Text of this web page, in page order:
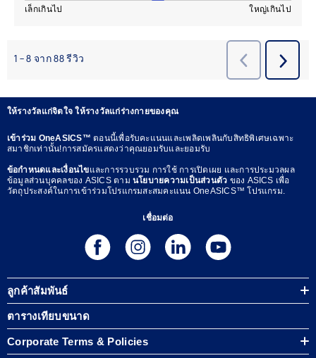
ให้รางวัลแก่จิตใจ ให้รางวัลแก่ร่างกายของคุณ
เข้าร่วม OneASICS™ตอนนี้เพื่อรับคะแนนและเพลิดเพลินกับสิทธิพิเศษเฉพาะ
สมาชิกเท่านั้น!การสมัครแสดงว่าคุณยอมรับและยอมรับ
ข้อกำหนดและเงื่อนไขและการรวบรวม การใช้ การเปิดเผย และการประมวลผล
ข้อมูลส่วนบุคคลของ ASICS ตาม นโยบายความเป็นส่วนตัว ของ ASICS เพื่อ
วัตถุประสงค์ในการเข้าร่วมโปรแกรมสะสมคะแนน OneASICS™ โปรแกรม.
เชื่อมต่อ
ลูกค้าสัมพันธ์
ตารางเทียบขนาด
Corporate Terms & Policies